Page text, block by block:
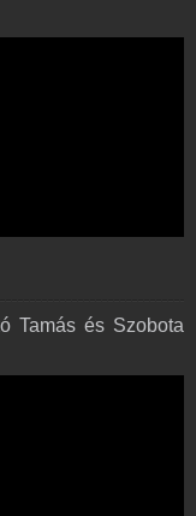
Tamás és Szobota